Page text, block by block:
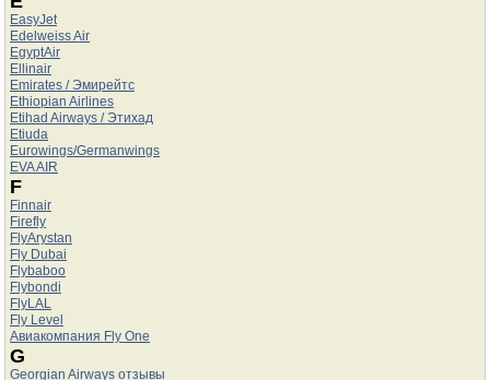
EasyJet
Edelweiss Air
EgyptAir
Ellinair
Emirates / Эмирейтс
Ethiopian Airlines
Etihad Airways / Этихад
Etiuda
Eurowings/Germanwings
EVA AIR
F
Finnair
Firefly
FlyArystan
Fly Dubai
Flybaboo
Flybondi
FlyLAL
Fly Level
Авиакомпания Fly One
G
Georgian Airways отзывы